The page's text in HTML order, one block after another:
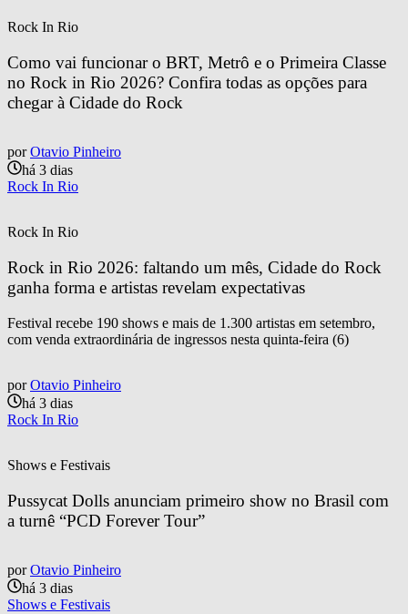
Rock In Rio
Como vai funcionar o BRT, Metrô e o Primeira Classe
no Rock in Rio 2026? Confira todas as opções para
chegar à Cidade do Rock
por Otavio Pinheiro
há 3 dias
Rock In Rio
Rock In Rio
Rock in Rio 2026: faltando um mês, Cidade do Rock
ganha forma e artistas revelam expectativas
Festival recebe 190 shows e mais de 1.300 artistas em setembro,
com venda extraordinária de ingressos nesta quinta-feira (6)
por Otavio Pinheiro
há 3 dias
Rock In Rio
Shows e Festivais
Pussycat Dolls anunciam primeiro show no Brasil com
a turnê “PCD Forever Tour”
por Otavio Pinheiro
há 3 dias
Shows e Festivais